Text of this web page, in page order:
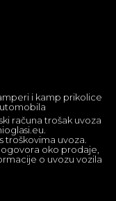
i kamp prikolice
računa trošak uvoza
uvoza.
oko prodaje,
o uvozu vozila